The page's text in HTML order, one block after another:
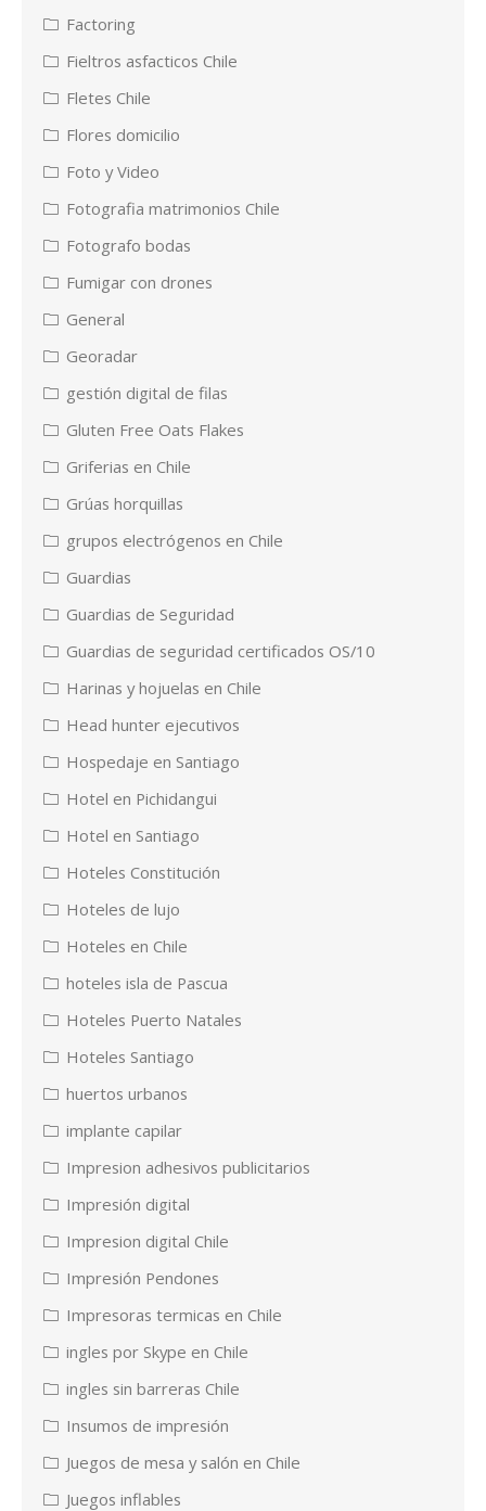
Factoring
Fieltros asfacticos Chile
Fletes Chile
Flores domicilio
Foto y Video
Fotografia matrimonios Chile
Fotografo bodas
Fumigar con drones
General
Georadar
gestión digital de filas
Gluten Free Oats Flakes
Griferias en Chile
Grúas horquillas
grupos electrógenos en Chile
Guardias
Guardias de Seguridad
Guardias de seguridad certificados OS/10
Harinas y hojuelas en Chile
Head hunter ejecutivos
Hospedaje en Santiago
Hotel en Pichidangui
Hotel en Santiago
Hoteles Constitución
Hoteles de lujo
Hoteles en Chile
hoteles isla de Pascua
Hoteles Puerto Natales
Hoteles Santiago
huertos urbanos
implante capilar
Impresion adhesivos publicitarios
Impresión digital
Impresion digital Chile
Impresión Pendones
Impresoras termicas en Chile
ingles por Skype en Chile
ingles sin barreras Chile
Insumos de impresión
Juegos de mesa y salón en Chile
Juegos inflables